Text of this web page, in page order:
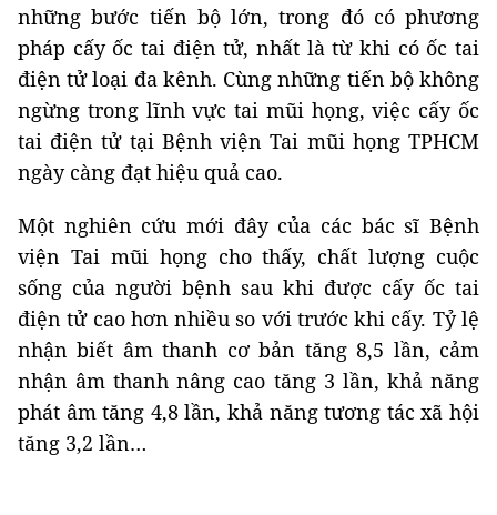
những bước tiến bộ lớn, trong đó có phương
pháp cấy ốc tai điện tử, nhất là từ khi có ốc tai
điện tử loại đa kênh. Cùng những tiến bộ không
ngừng trong lĩnh vực tai mũi họng, việc cấy ốc
tai điện tử tại Bệnh viện Tai mũi họng TPHCM
ngày càng đạt hiệu quả cao.
Một nghiên cứu mới đây của các bác sĩ Bệnh
viện Tai mũi họng cho thấy, chất lượng cuộc
sống của người bệnh sau khi được cấy ốc tai
điện tử cao hơn nhiều so với trước khi cấy. Tỷ lệ
nhận biết âm thanh cơ bản tăng 8,5 lần, cảm
nhận âm thanh nâng cao tăng 3 lần, khả năng
phát âm tăng 4,8 lần, khả năng tương tác xã hội
tăng 3,2 lần…